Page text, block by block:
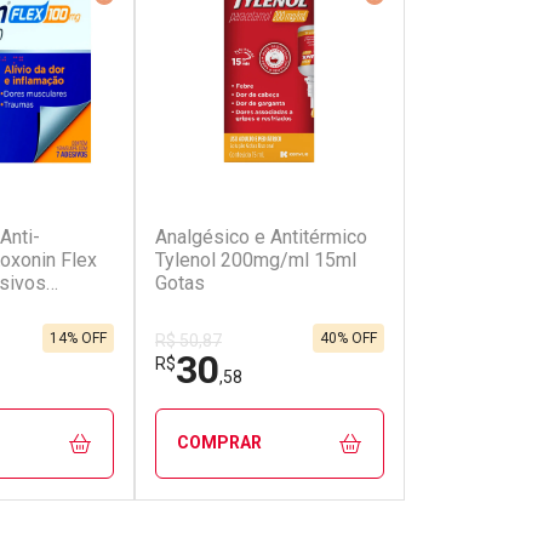
Flex
14% OFF
Analgésico e Antitérmico
Tylenol 200mg/ml 15ml
Gotas
R$ 50,87
R$30,58
40% OFF
COMPRAR